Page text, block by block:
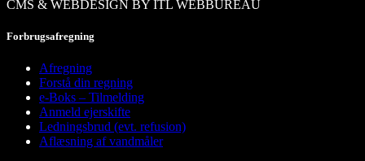
CMS & WEBDESIGN BY ITL WEBBUREAU
Forbrugsafregning
Afregning
Forstå din regning
e-Boks – Tilmelding
Anmeld ejerskifte
Ledningsbrud (evt. refusion)
Aflæsning af vandmåler